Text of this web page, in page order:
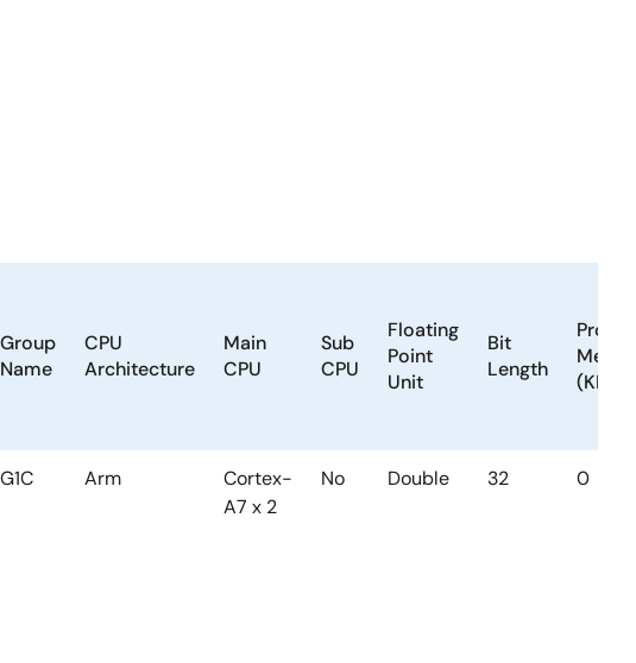
Group
Name
CPU
Architecture
Main
CPU
Sub
CPU
Floating
Point
Unit
Bit
Length
(KB)
G1C Arm
Cortex-
A7 x 2
No Double 32 0